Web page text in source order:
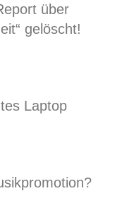
über
gelöscht!
Laptop